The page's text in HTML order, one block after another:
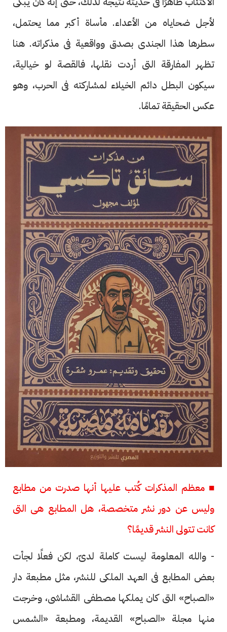
لأجل ضحاياه من الأعداء. مأساة أكبر مما يحتمل،
سطرها هذا الجندى بصدق وواقعية فى مذكراته. هنا
تظهر المفارقة التى أردت نقلها، فالقصة لو خيالية،
سيكون البطل دائم الخيلاء لمشاركته فى الحرب، وهو
عكس الحقيقة تمامًا.
■ معظم المذكرات كُتب عليها أنها صدرت من مطابع
وليس عن دور نشر متخصصة، هل المطابع هى التى
كانت تتولى النشر قديمًا؟
- والله المعلومة ليست كاملة لدىّ، لكن فعلًا لجأت
بعض المطابع فى العهد الملكى للنشر، مثل مطبعة دار
«الصباح» التى كان يملكها مصطفى القشاشى، وخرجت
منها مجلة «الصباح» القديمة، ومطبعة «الشمس